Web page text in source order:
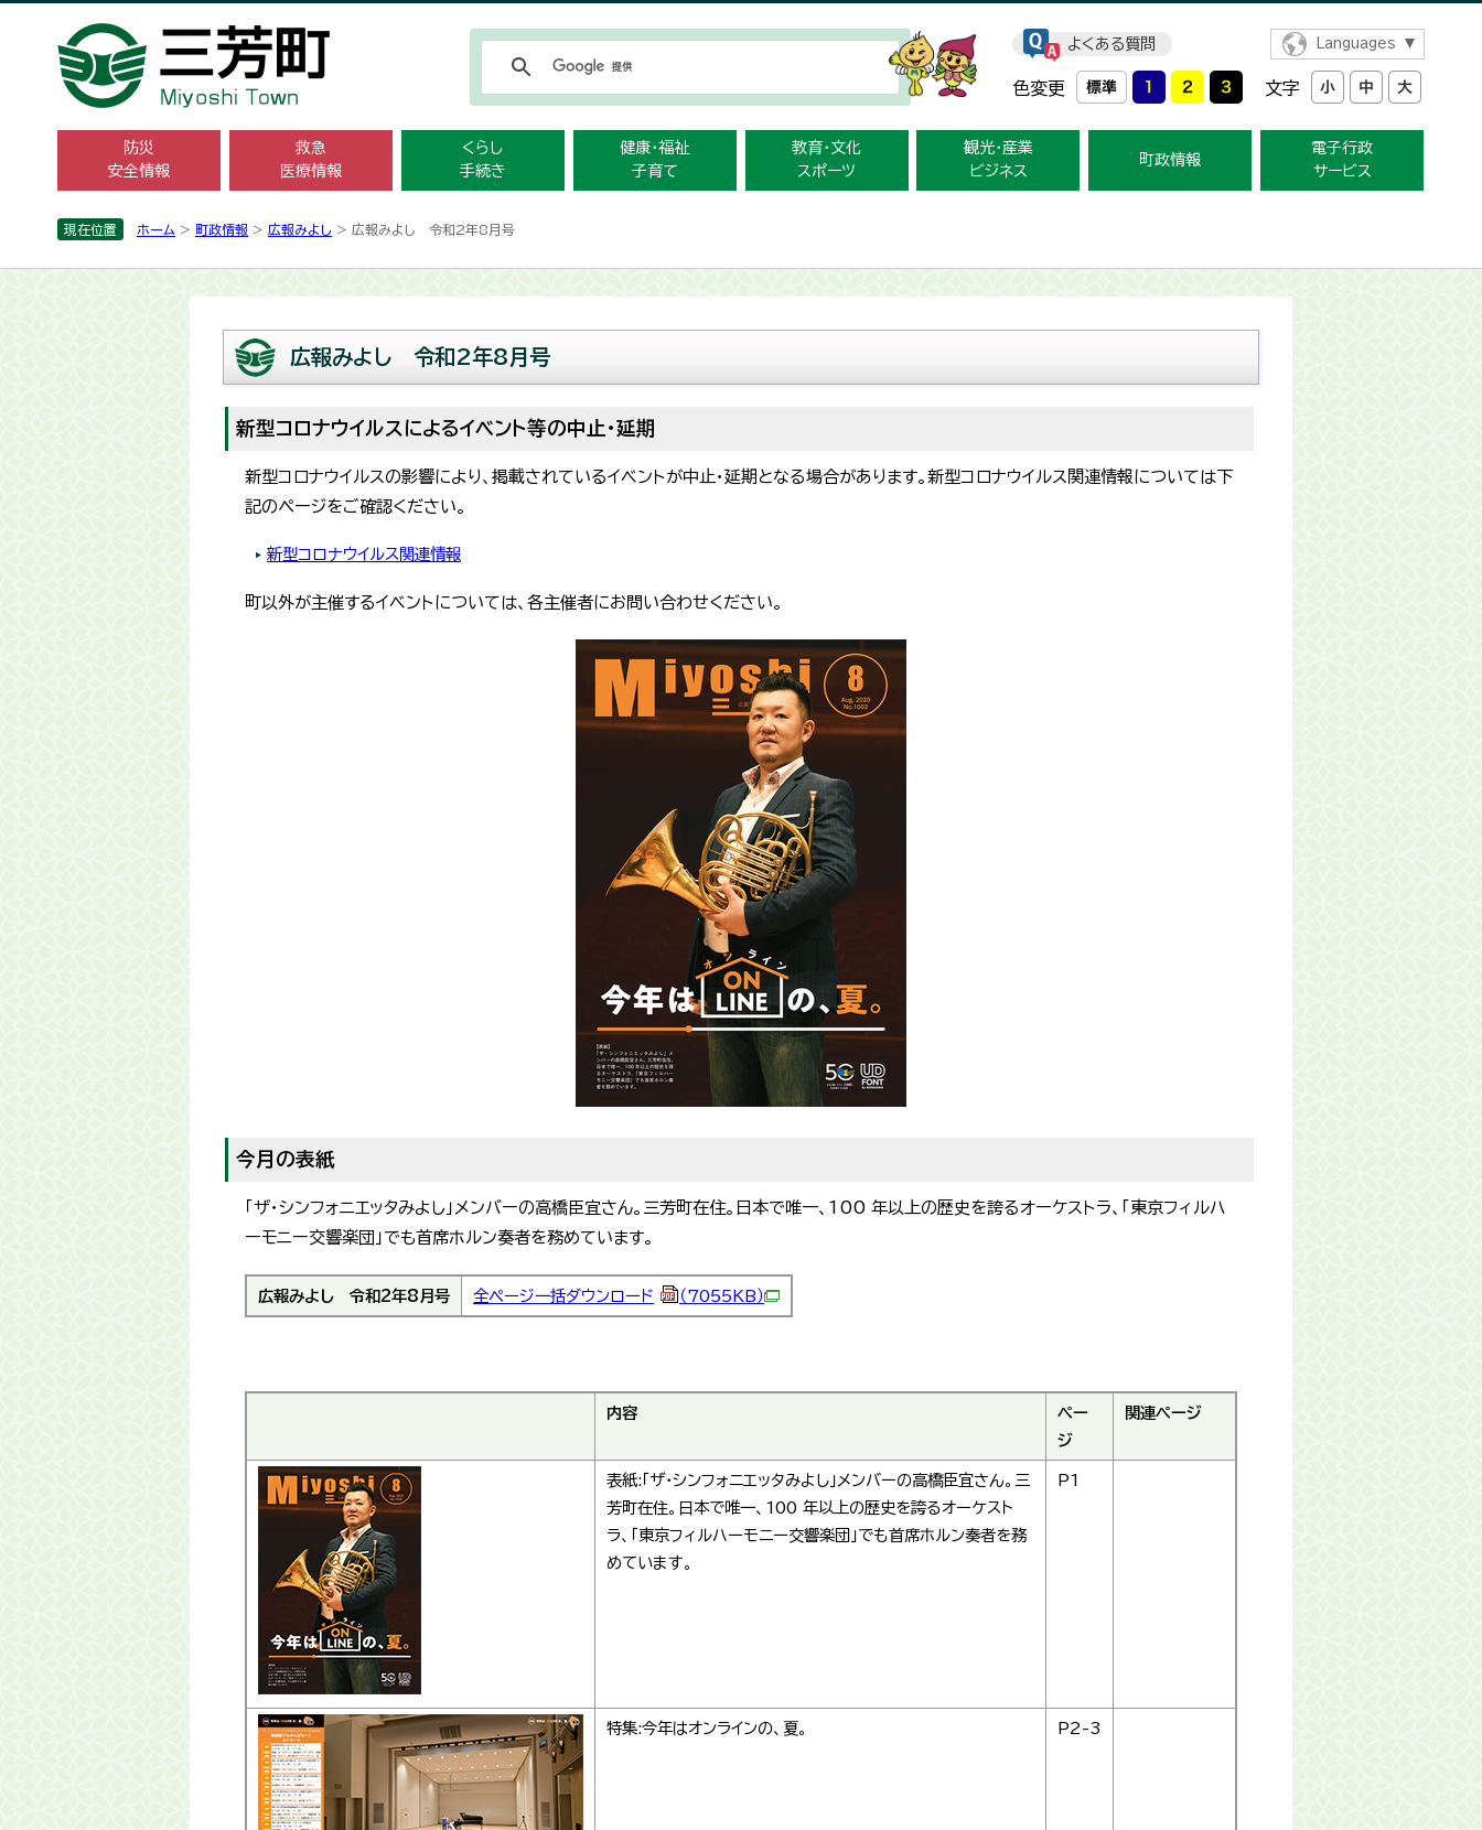
よくある質問 Languages
色変更 文字
防災
安全情報
救急
医療情報
くらし
手続き
健康・福祉
子育て
教育・文化
スポーツ
観光・産業
ビジネス
町政情報
電子行政
サービス
現在位置 ホーム > 町政情報 > 広報みよし > 広報みよし 令和2年8月号
広報みよし 令和2年8月号
新型コロナウイルスによるイベント等の中止・延期
新型コロナウイルスの影響により、掲載されているイベントが中止・延期となる場合があります。新型コロナウイルス関連情報については下
記のページをご確認ください。
新型コロナウイルス関連情報
町以外が主催するイベントについては、各主催者にお問い合わせください。
今月の表紙
「ザ・シンフォニエッタみよし」メンバーの高橋臣宜さん。三芳町在住。日本で唯一、100 年以上の歴史を誇るオーケストラ、「東京フィルハ
ーモニー交響楽団」でも首席ホルン奏者を務めています。
広報みよし 令和2年8月号 全ページ一括ダウンロード （7055KB）
内容
ペー
ジ
関連ページ
表紙:「ザ・シンフォニエッタみよし」メンバーの高橋臣宜さん。三
芳町在住。日本で唯一、100 年以上の歴史を誇るオーケスト
ラ、「東京フィルハーモニー交響楽団」でも首席ホルン奏者を務
めています。
P1
特集:今年はオンラインの、夏。 P2-3